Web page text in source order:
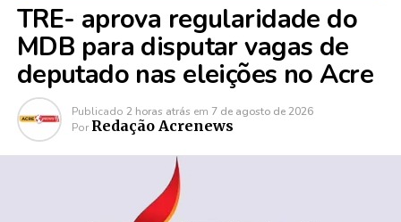
TRE- aprova regularidade do
MDB para disputar vagas de
deputado nas eleições no Acre
Publicado 2 horas atrás em 7 de agosto de 2026
Por Redação Acrenews